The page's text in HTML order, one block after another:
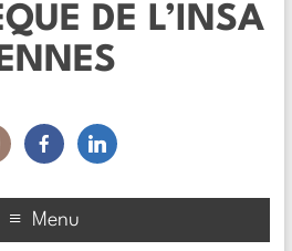
DE L’INSA
Menu